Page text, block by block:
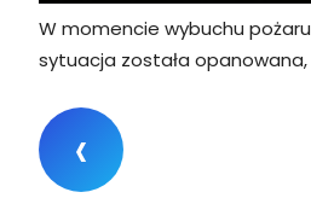
W momencie wybuchu
sytuacja została
‹